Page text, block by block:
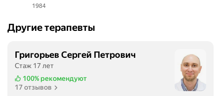
1984
Другие терапевты
Григорьев Сергей Петрович
Стаж 17 лет
100% рекомендуют
17 отзывов